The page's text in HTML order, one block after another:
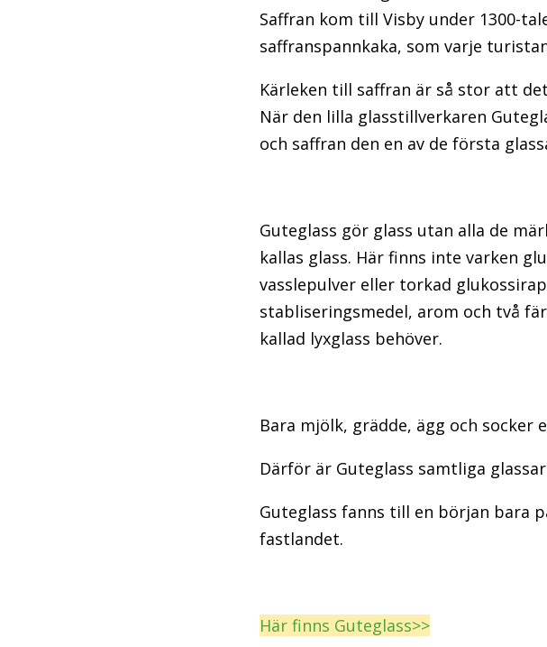
Saffran kom till Visby under 1300-
saffranspannkaka, som varje
Kärleken till saffran är så stor att
När den lilla glasstillverkaren
och saffran den en av de första
Guteglass gör glass utan alla de
kallas glass. Här finns inte varken
vasslepulver eller torkad
stabliseringsmedel, arom och två
kallad lyxglass behöver.
Bara mjölk, grädde, ägg och socker
Därför är Guteglass samtliga
Guteglass fanns till en början bara
fastlandet.
Här finns Guteglass>>